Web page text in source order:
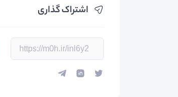
اشتراک گذاری